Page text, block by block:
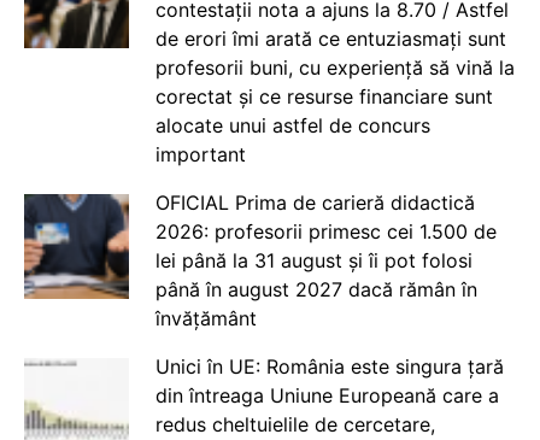
contestații nota a ajuns la 8.70 / Astfel
de erori îmi arată ce entuziasmați sunt
profesorii buni, cu experiență să vină la
corectat și ce resurse financiare sunt
alocate unui astfel de concurs
important
OFICIAL Prima de carieră didactică
2026: profesorii primesc cei 1.500 de
lei până la 31 august și îi pot folosi
până în august 2027 dacă rămân în
învățământ
Unici în UE: România este singura țară
din întreaga Uniune Europeană care a
redus cheltuielile de cercetare,